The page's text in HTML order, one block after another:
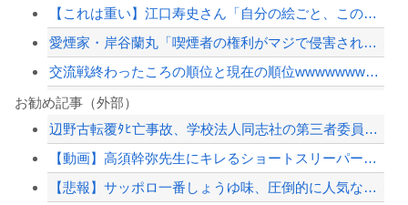
【これは重い】江口寿史さん「自分の絵ごと、このジャンルはそろそろ終わりかな」
愛煙家・岸谷蘭丸「喫煙者の権利がマジで侵害されてる」と私見 「いくら税金を我々が...
交流戦終わったころの順位と現在の順位wwwwwwwwwwwwwwwwwwww
ダイエット中のワイ、空腹で狂いそう……
「高市早苗はどんだけ自己顕示欲が強いんだ」と左派が『高木美帆氏に送られた包丁セッ...
【朗報】中居正広さん、また聖人エピソードが追加されるｗｗｗｗｗ
日本の商船が中国に臨検された場合は「台湾軍が対応」と台湾軍トップ！
お勧め記事（外部）
辺野古転覆ﾀﾋ亡事故、学校法人同志社の第三者委員会が調査報告書を公表 … 安全配...
【動画】高須幹弥先生にキレるショートスリーパー・堀大輔氏が怖いと話題にｗｗｗｗｗ...
【悲報】サッポロ一番しょうゆ味、圧倒的に人気なしｗｗｗｗｗｗｗｗｗｗ